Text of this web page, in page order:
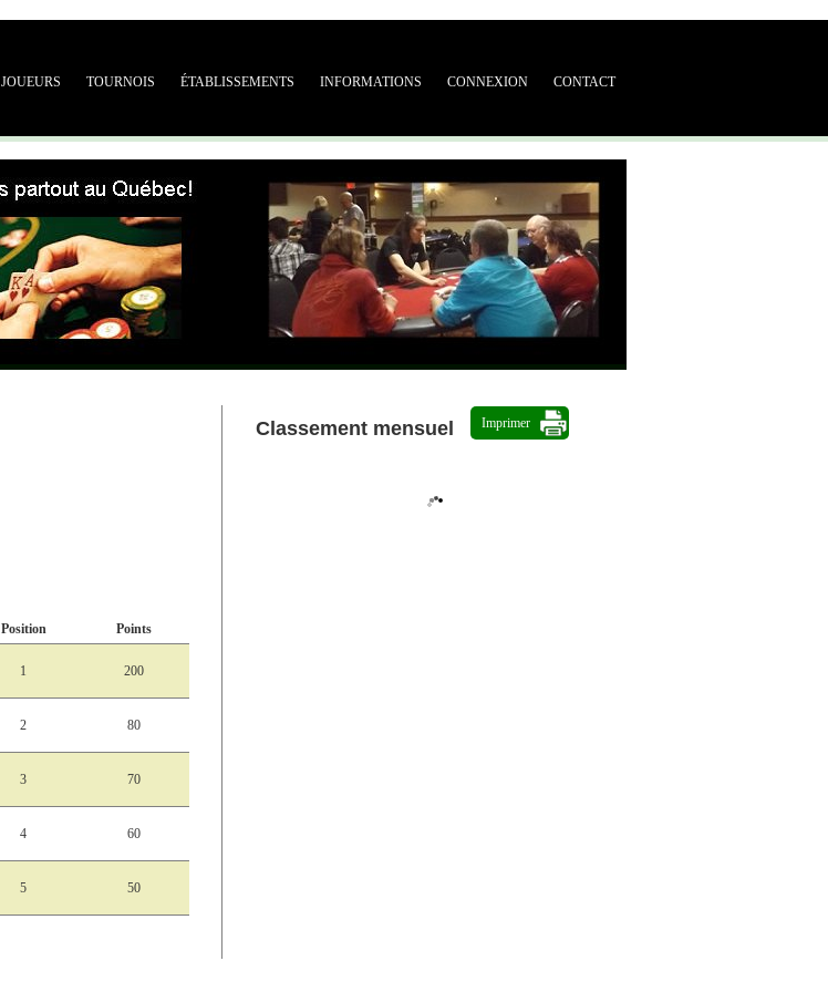
JOUEURS TOURNOIS ÉTABLISSEMENTS INFORMATIONS CONNEXION CONTACT
Position
Points
1 200
2 80
3 70
4 60
5 50
Classement mensuel Imprimer